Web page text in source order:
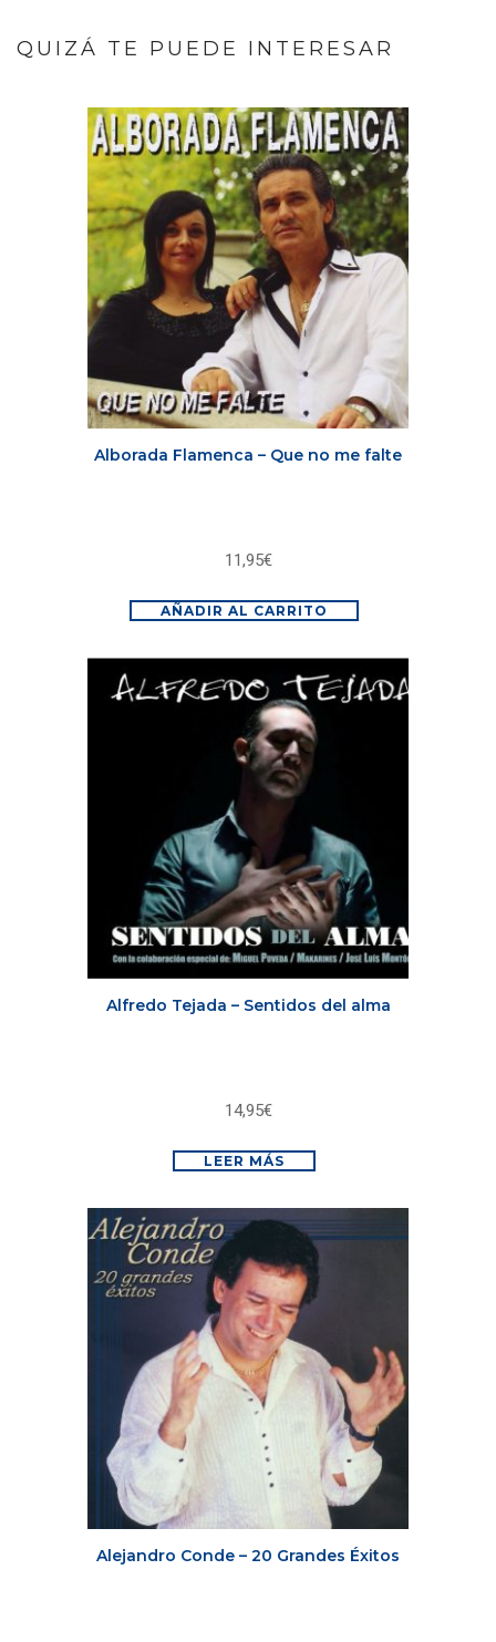
QUIZÁ TE PUEDE INTERESAR
Alborada Flamenca – Que no me falte
11,95€
AÑADIR AL CARRITO
Alfredo Tejada – Sentidos del alma
14,95€
LEER MÁS
Alejandro Conde – 20 Grandes Éxitos